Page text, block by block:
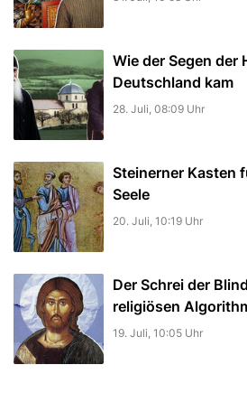
Wie der Segen der
Deutschland kam
28. Juli, 08:09 Uhr
Steinerner Kasten
Seele
20. Juli, 10:19 Uhr
Der Schrei der
religiösen
19. Juli, 10:05 Uhr